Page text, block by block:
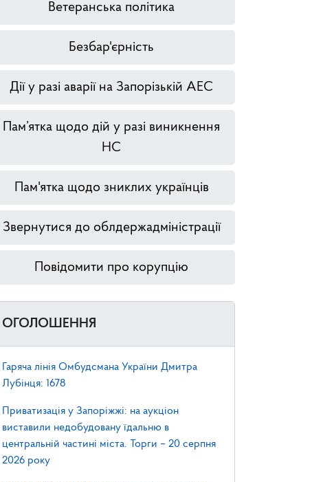
Ветеранська політика
Безбар'єрність
Дії у разі аварії на Запорізькій АЕС
Пам’ятка щодо дій у разі виникнення
НС
Пам'ятка щодо зниклих українців
Звернутися до облдержадміністрації
Повідомити про корупцію
ОГОЛОШЕННЯ
Гаряча лінія Омбудсмана України Дмитра
Лубінця: 1678
Приватизація у Запоріжжі: на аукціон
виставили недобудовану їдальню в
центральній частині міста. Торги – 20 серпня
2026 року